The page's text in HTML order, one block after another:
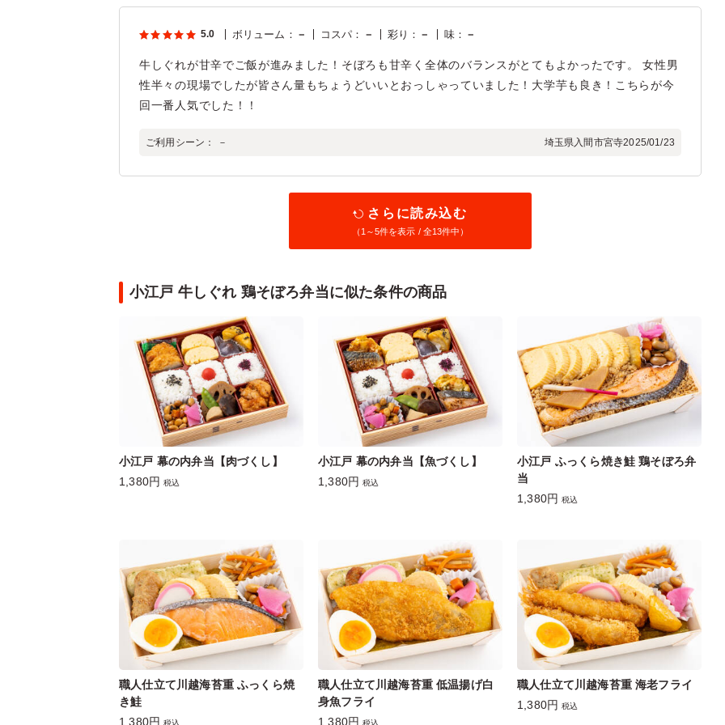
5.0 ボリューム ： － コスパ ： － 彩り ： － 味： －
牛しぐれが甘辛でご飯が進みました！そぼろも甘辛く全体のバランスがとてもよかったです。 女性男
性半々の現場でしたが皆さん量もちょうどいいとおっしゃっていました！大学芋も良き！こちらが今
回一番人気でした！！
ご利用シーン： － 埼玉県入間市宮寺2025/01/23
さらに読み込む
（1～5件を表示 / 全13件中）
小江戸 牛しぐれ 鶏そぼろ弁当に似た条件の商品
小江戸 幕の内弁当【肉づくし】
1,380円 税込
小江戸 幕の内弁当【魚づくし】
1,380円 税込
小江戸 ふっくら焼き鮭 鶏そぼろ弁
当
1,380円 税込
職人仕立て川越海苔重 ふっくら焼
き鮭
1,380円
職人仕立て川越海苔重 低温揚げ白
身魚フライ
1,380円
職人仕立て川越海苔重 海老フライ
1,380円 税込